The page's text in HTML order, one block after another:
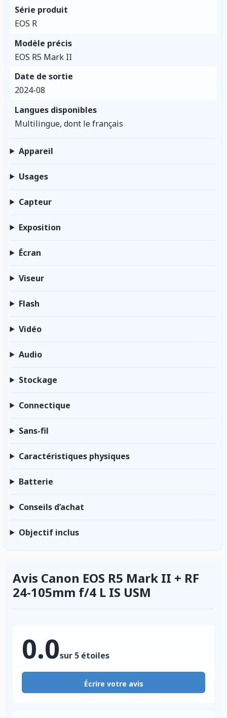
Série produit
EOS R
Modèle précis
EOS R5 Mark II
Date de sortie
2024-08
Langues disponibles
Multilingue, dont le français
Appareil
Usages
Capteur
Exposition
Écran
Viseur
Flash
Vidéo
Audio
Stockage
Connectique
Sans-fil
Caractéristiques physiques
Batterie
Conseils d’achat
Objectif inclus
Avis Canon EOS R5 Mark II + RF
24-105mm f/4 L IS USM
0.0sur 5 étoiles
Écrire votre avis